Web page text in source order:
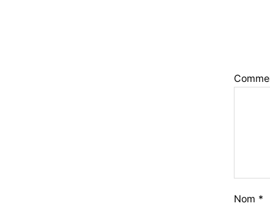
Nom *